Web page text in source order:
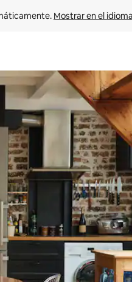
Mostrar en el
abajo o explora con el